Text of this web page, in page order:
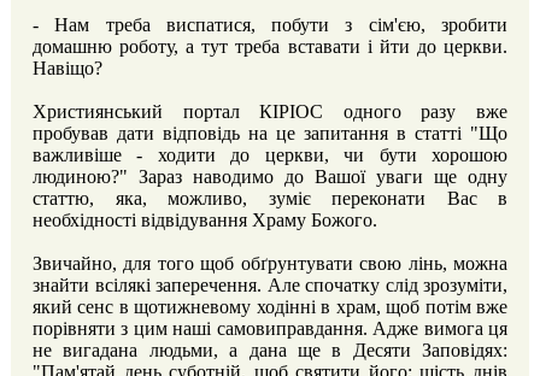
- Нам треба виспатися, побути з сім'єю, зробити
домашню роботу, а тут треба вставати і йти до церкви.
Навіщо?
Християнський портал КІРІОС одного разу вже
пробував дати відповідь на це запитання в статті "Що
важливіше - ходити до церкви, чи бути хорошою
людиною?" Зараз наводимо до Вашої уваги ще одну
статтю, яка, можливо, зуміє переконати Вас в
необхідності відвідування Храму Божого.
Звичайно, для того щоб обґрунтувати свою лінь, можна
знайти всілякі заперечення. Але спочатку слід зрозуміти,
який сенс в щотижневому ходінні в храм, щоб потім вже
порівняти з цим наші самовиправдання. Адже вимога ця
не вигадана людьми, а дана ще в Десяти Заповідях:
"Пам'ятай день суботній, щоб святити його; шість днів